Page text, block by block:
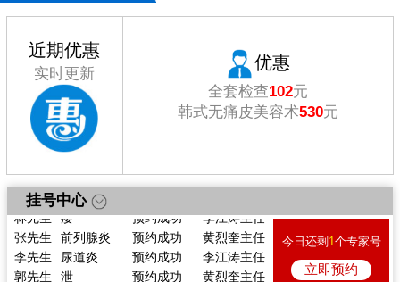
近期优惠
实时更新
优惠
全套检查102元
韩式无痛皮美容术530元
挂号中心
戴先生 痿 预约成功
陈向东主任
李先生 体检
林先生
痿
张先生
前列腺炎 预约成功
黄烈奎主任
李先生
尿道炎 预约成功
李江涛主任
郭先生
泄 预约成功
黄烈奎主任
今日还剩 1个专家号
立即预约